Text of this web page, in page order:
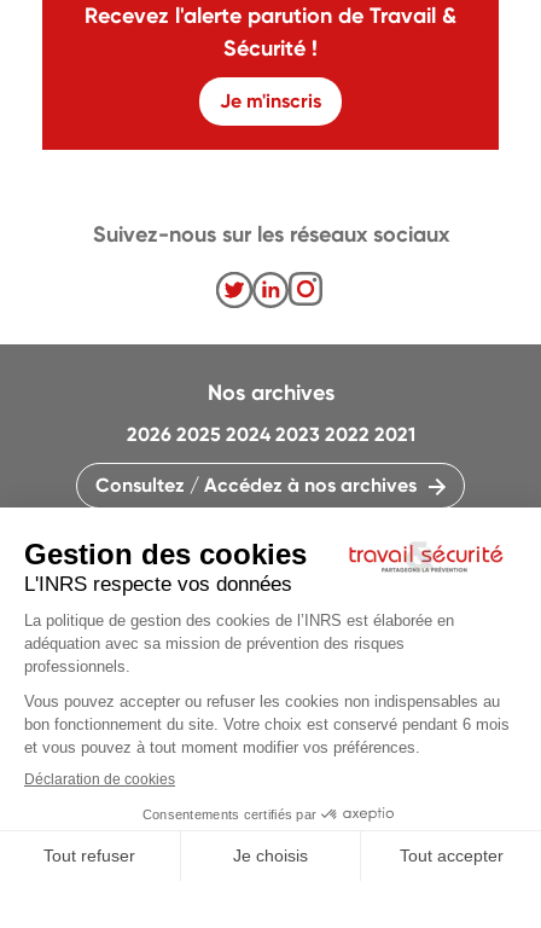
Recevez l'alerte parution de Travail &
Sécurité !
Je m'inscris
CONTACTEZ LA RÉDACTION
QUI SOMMES-NOUS ?
PLAN DU SITE
PARAMÈTRES DES COOKIES
CHARTE DES COOKIES ET TRACEURS
Nos archives
2026 2025 2024 2023 2022 2021
Consultez / Accédez à nos archives
Suivez-nous sur les réseaux sociaux